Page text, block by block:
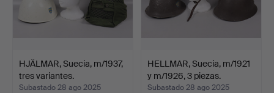
HJÄLMAR, Suecia, m/1937,
tres variantes.
Subastado 28 ago 2025
HELLMAR, Suecia, m/1921
y m/1926, 3 piezas.
Subastado 28 ago 2025